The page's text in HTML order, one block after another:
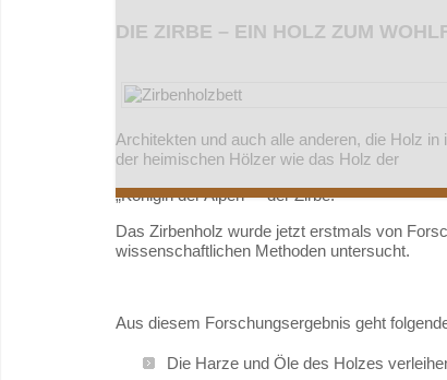
DIE ZIRBE – EIN HOLZ ZUM
Architekten und auch alle anderen, die Holz
der heimischen Hölzer wie das Holz der
„Königin der Alpen“ – der Zirbe.
Das Zirbenholz wurde jetzt erstmals von
wissenschaftlichen Methoden untersucht.
Aus diesem Forschungsergebnis geht
Die Harze und Öle des Holzes